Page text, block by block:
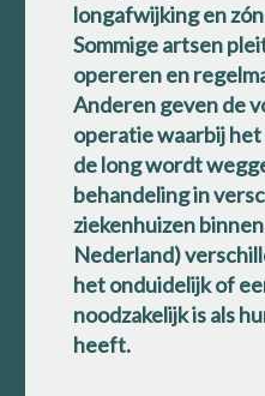
longafwijking en
Sommige artsen
opereren en
Anderen geven de
operatie waarbij het
de long wordt
behandeling in
ziekenhuizen
Nederland)
het onduidelijk of
noodzakelijk is als
heeft.